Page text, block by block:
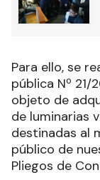
Para ello, se
pública Nº 21/
objeto de
de luminarias
destinadas al
público de
Pliegos de